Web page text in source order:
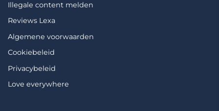
Illegale content melden
Reviews Lexa
Algemene voorwaarden
Cookiebeleid
Privacybeleid
Love everywhere